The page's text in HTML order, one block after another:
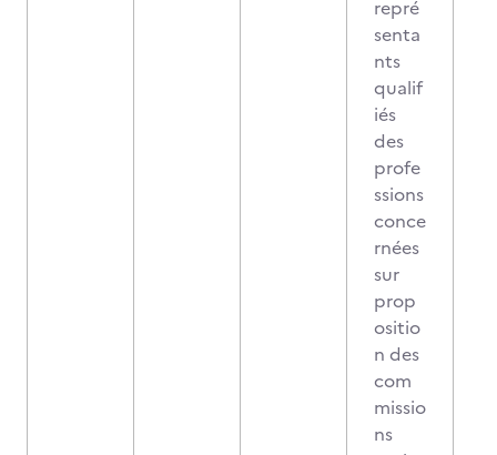
repré
senta
nts
qualif
iés
des
profe
ssions
conce
rnées
sur
prop
ositio
n des
com
missio
ns